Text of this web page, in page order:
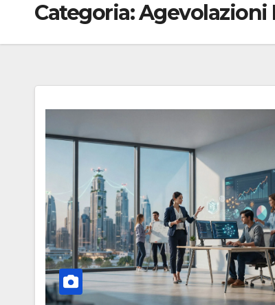
Categoria:Agevolazioni